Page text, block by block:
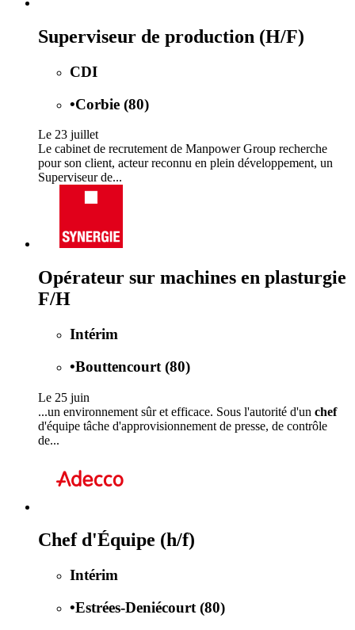
Superviseur de production (H/F)
CDI
•Corbie (80)
Le 23 juillet
Le cabinet de recrutement de Manpower Group recherche
pour son client, acteur reconnu en plein développement, un
Superviseur de...
Opérateur sur machines en plasturgie
F/H
Intérim
•Bouttencourt (80)
Le 25 juin
...un environnement sûr et efficace. Sous l'autorité d'un chef
d'équipe tâche d'approvisionnement de presse, de contrôle
de...
Chef d'Équipe (h/f)
Intérim
•Estrées-Deniécourt (80)